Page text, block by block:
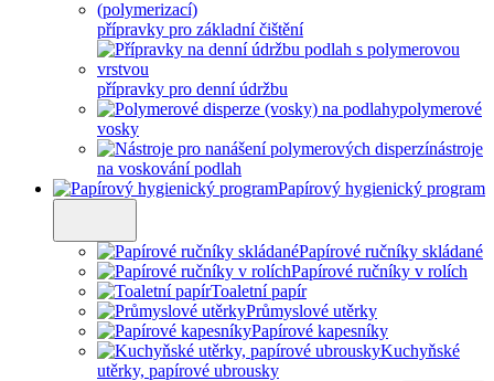
přípravky pro základní čištění
přípravky pro denní údržbu
polymerové
vosky
nástroje
na voskování podlah
Papírový hygienický program
Papírové ručníky skládané
Papírové ručníky v rolích
Toaletní papír
Průmyslové utěrky
Papírové kapesníky
Kuchyňské
utěrky, papírové ubrousky